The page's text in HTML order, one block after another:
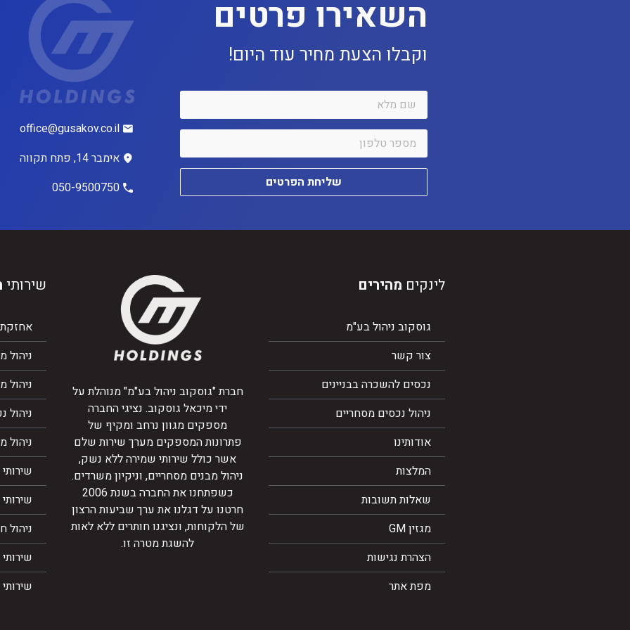
השאירו פרטים
וקבלו הצעת מחיר עוד היום!
שליחת הפרטים
office@gusakov.co.il
אימבר 14, פתח תקווה
050-9500750
לינקים מהירים
גוסקוב ניהול בע"מ
צור קשר
נכסים להשכרה בבניינים
ניהול נכסים מסחריים
אודותינו
המלצות
שאלות תשובות
מגזין GM
הצהרת נגישות
מפת אתר
חברת "גוסקוב ניהול בע"מ" מנוהלת על
ידי מיכאל גוסקוב. נציגי החברה
מספקים מגוון נרחב ומקיף של
פתרונות המספקים מערך שירות שלם
אשר כולל שירותי שמירה ללא נשק,
ניהול מבנים מסחריים, וניקיון משרדים.
כשפתחנו את החברה בשנת 2006
חרטנו על דגלנו את ערך שביעות הרצון
של הלקוחות, ונציגנו חותרים ללא לאות
להשגת מטרה זו.
שירותי
ניהול
ניהול
ניהול
ניהול
שירותי
ניהול
שירותי